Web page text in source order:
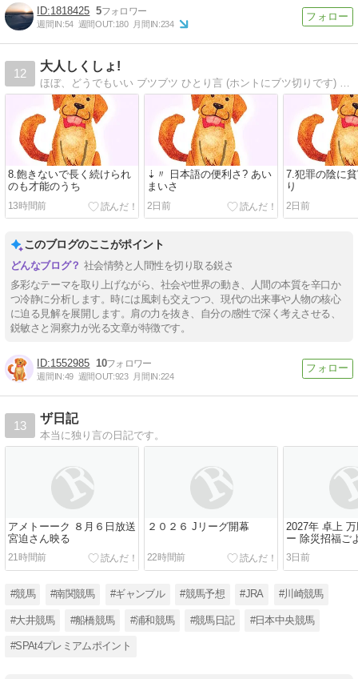
1818425 5
週間IN:54 週間OUT:180 月間IN:234
12
大人しくしょ!
ほぼ、どうでもいい ブツブツ ひとり言 (ホントにブツ切りです) + タマに寝言？ ＝ただの笑い話です。 56歳(ほぼ20年前)の秋、脳幹出血に倒れ その後遺症で、すっかり体を壊して 何もかも 失くしてしまいました。以来､独りきりで‥。
8.飽きないで長く続けられ
のも才能のうち
13時間前
⇣〃 日本語の便利さ? あい
まいさ
2日前
7.犯罪の陰に
り
2日前
このブログのここがポイント
社会情勢と人間性を切り取る鋭さ
多彩なテーマを取り上げながら、社会や世界の動き、人間の本質を辛口か
つ冷静に分析します。時には風刺も交えつつ、現代の出来事や人物の核心
に迫る見解を展開します。肩の力を抜き、自分の感性で深く考えさせる、
鋭敏さと洞察力が光る文章が特徴です。
1552985 10
週間IN:49 週間OUT:923 月間IN:224
13
ザ日記
本当に独り言の日記です。
アメトーーク ８月６日放送
宮迫さん映る
21時間前
２０２６ Jリーグ開幕
22時間前
2027年 卓上
ー 除災招福ご
3日前
#競馬 #南関競馬 #ギャンブル #競馬予想 #JRA #川崎競馬
#大井競馬 #船橋競馬 #浦和競馬 #競馬日記 #日本中央競馬
#SPAt4プレミアムポイント